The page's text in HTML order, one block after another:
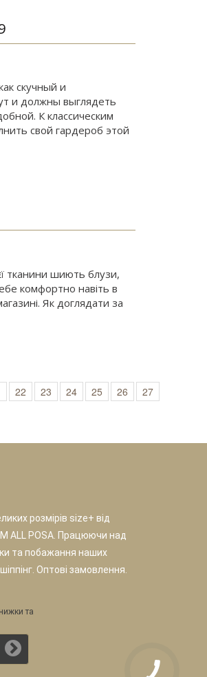
скучный и
и должны выглядеть
К классическим
свой гардероб этой
тканини шиють блузи,
комфортно навіть в
Як доглядати за
22 23 24 25 26 27
розмірів size+ від
ALL POSA. Працюючи над
та побажання наших
Оптові замовлення.
та